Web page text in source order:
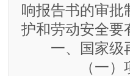
响报告书的审批
护和劳动安全要
一、国家级再
（一）项目